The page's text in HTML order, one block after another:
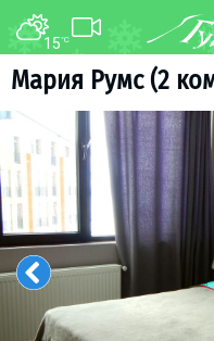
15°C
Мария Румс (2
ФОРУМ
О курорте
Схема трасс
Ски-пасс
Инструкторы
Прокат
Ски-сервис
Дети в Гудаури